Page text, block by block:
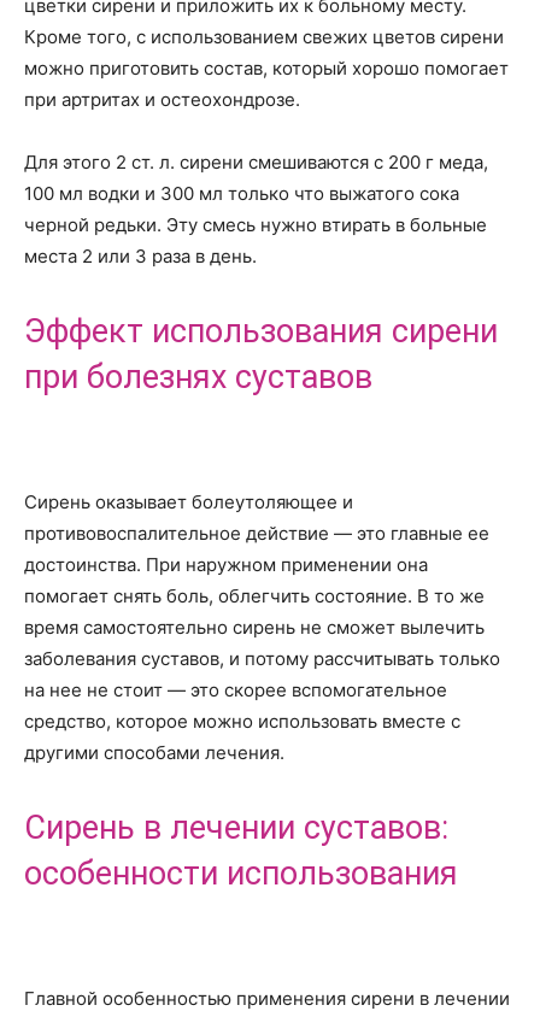
цветки сирени и приложить их к больному месту.
Кроме того, с использованием свежих цветов сирени
можно приготовить состав, который хорошо помогает
при артритах и остеохондрозе.
Для этого 2 ст. л. сирени смешиваются с 200 г меда,
100 мл водки и 300 мл только что выжатого сока
черной редьки. Эту смесь нужно втирать в больные
места 2 или 3 раза в день.
Эффект использования сирени
при болезнях суставов
Сирень оказывает болеутоляющее и
противовоспалительное действие — это главные ее
достоинства. При наружном применении она
помогает снять боль, облегчить состояние. В то же
время самостоятельно сирень не сможет вылечить
заболевания суставов, и потому рассчитывать только
на нее не стоит — это скорее вспомогательное
средство, которое можно использовать вместе с
другими способами лечения.
Сирень в лечении суставов:
особенности использования
Главной особенностью применения сирени в лечении